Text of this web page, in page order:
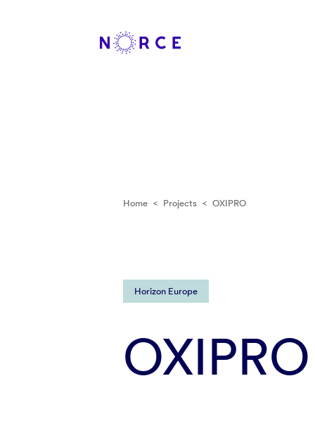
Home < Projects < OXIPRO
Horizon Europe
OXIPRO